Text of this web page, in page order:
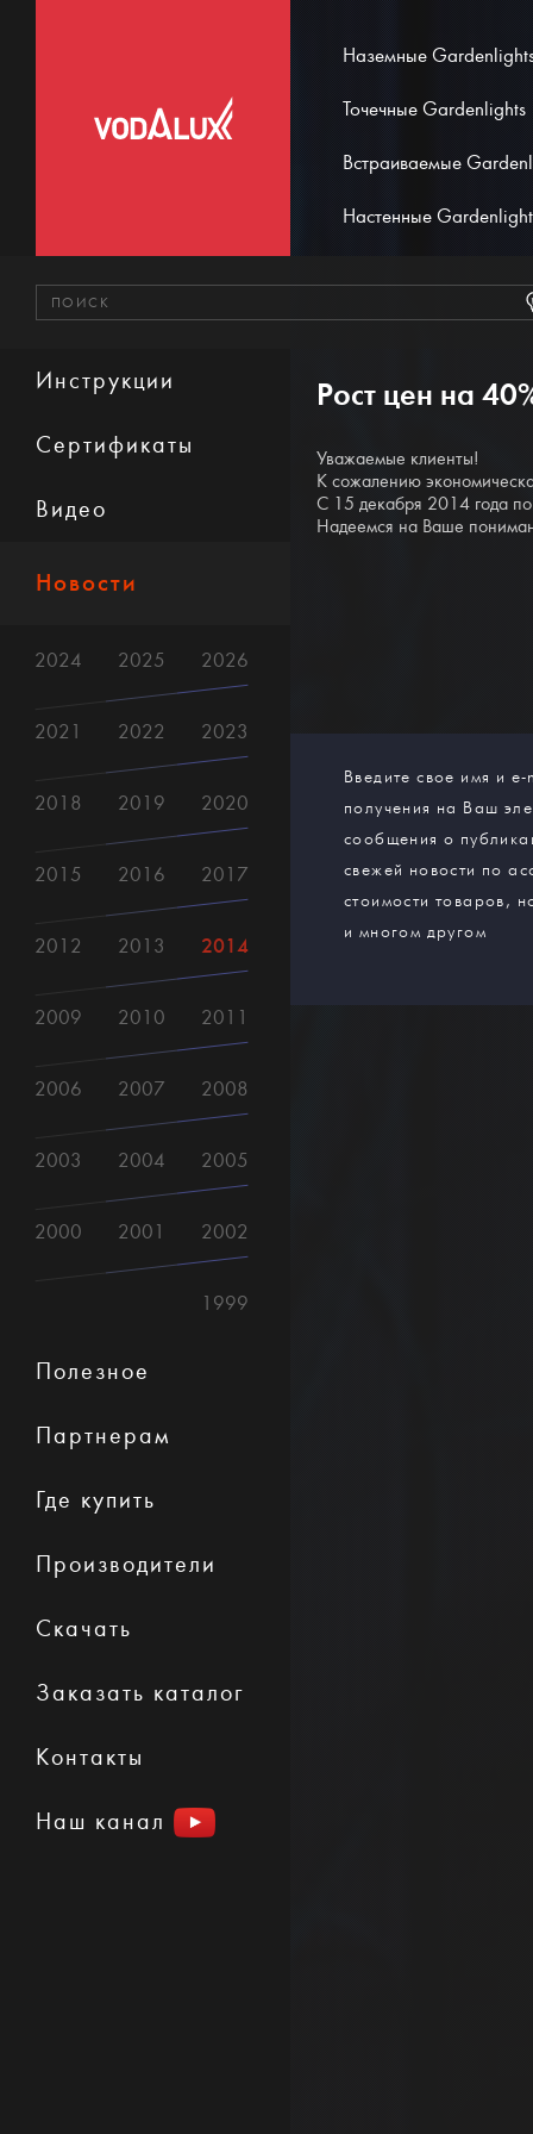
Наземные
Точечные Gardenlights
Встраиваемые
Настенные
Рост цен на
Уважаемые клиенты!
К сожалению
С 15 декабря 2014 года
Надеемся на Ваше
Введите свое имя и
получения на Ваш
сообщения о
свежей новости по
стоимости товаров,
и многом другом
Инструкции
Сертификаты
Видео
Новости
2026
2025
2024
2023
2022
2021
2020
2019
2018
2017
2016
2015
2014
2013
2012
2011
2010
2009
2008
2007
2006
2005
2004
2003
2002
2001
2000
1999
Полезное
Партнерам
Где купить
Производители
Скачать
Заказать каталог
Контакты
Наш канал